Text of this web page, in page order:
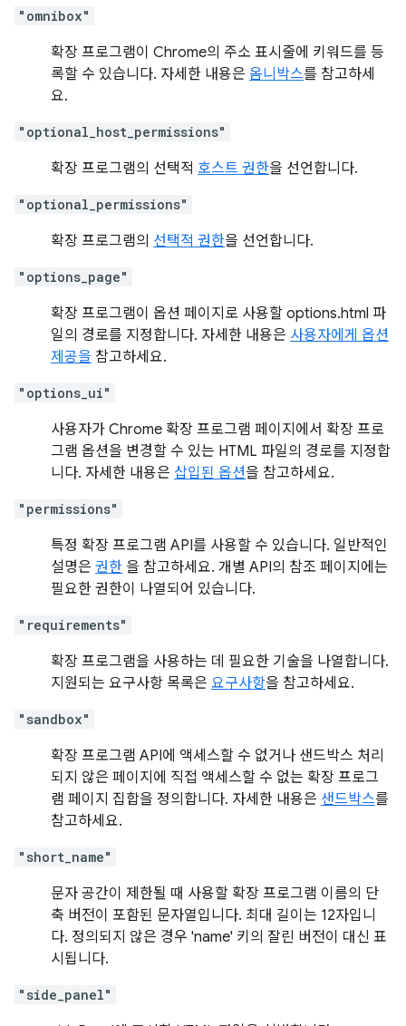
"omnibox"
확장 프로그램이 Chrome의 주소 표시줄에 키워드를 등
록할 수 있습니다. 자세한 내용은 옴니박스를 참고하세
요.
"optional_host_permissions"
확장 프로그램의 선택적 호스트 권한을 선언합니다.
"optional_permissions"
확장 프로그램의 선택적 권한을 선언합니다.
"options_page"
확장 프로그램이 옵션 페이지로 사용할 options.html 파
일의 경로를 지정합니다. 자세한 내용은 사용자에게 옵션
제공을 참고하세요.
"options_ui"
사용자가 Chrome 확장 프로그램 페이지에서 확장 프로
그램 옵션을 변경할 수 있는 HTML 파일의 경로를 지정합
니다. 자세한 내용은 삽입된 옵션을 참고하세요.
"permissions"
특정 확장 프로그램 API를 사용할 수 있습니다. 일반적인
설명은 권한 을 참고하세요. 개별 API의 참조 페이지에는
필요한 권한이 나열되어 있습니다.
"requirements"
확장 프로그램을 사용하는 데 필요한 기술을 나열합니다.
지원되는 요구사항 목록은 요구사항을 참고하세요.
"sandbox"
확장 프로그램 API에 액세스할 수 없거나 샌드박스 처리
되지 않은 페이지에 직접 액세스할 수 없는 확장 프로그
램 페이지 집합을 정의합니다. 자세한 내용은 샌드박스를
참고하세요.
"short_name"
문자 공간이 제한될 때 사용할 확장 프로그램 이름의 단
축 버전이 포함된 문자열입니다. 최대 길이는 12자입니
다. 정의되지 않은 경우 'name' 키의 잘린 버전이 대신 표
시됩니다.
"side_panel"